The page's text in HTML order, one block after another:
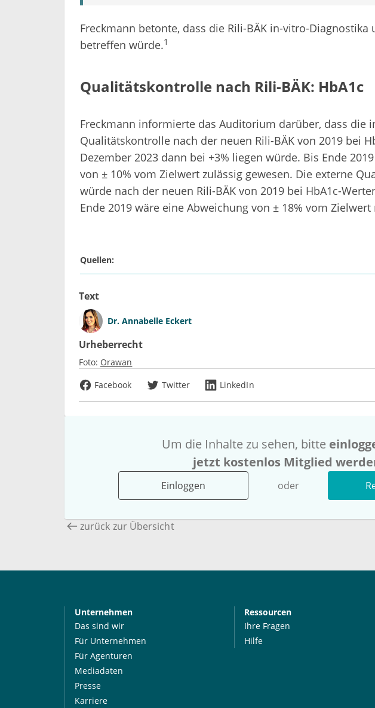
Freckmann betonte, dass die Rili-BÄK in-vitro-Diagnostika
betreffen würde.1
Qualitätskontrolle nach Rili-BÄK: HbA1c
Freckmann informierte das Auditorium darüber, dass die
Qualitätskontrolle nach der neuen Rili-BÄK von 2019 bei
Dezember 2023 dann bei +3% liegen würde. Bis Ende
von ± 10% vom Zielwert zulässig gewesen. Die externe
würde nach der neuen Rili-BÄK von 2019 bei HbA1c-
Ende 2019 wäre eine Abweichung von ± 18% vom
Quellen:
Text
Dr. Annabelle Eckert
Urheberrecht
Foto: Orawan
Facebook
Twitter LinkedIn
Um die Inhalte zu sehen, bitte
jetzt kostenlos Mitglied
Einloggen oder
zurück zur Übersicht
Unternehmen
Das sind wir
Für Unternehmen
Für Agenturen
Mediadaten
Presse
Karriere
Ressourcen
Ihre Fragen
Hilfe